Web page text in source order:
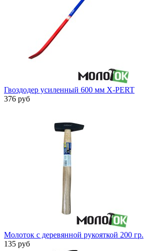
Гвоздодер усиленный 600 мм X-PERT
376 руб
Молоток с деревянной рукояткой 200 гр.
135 руб